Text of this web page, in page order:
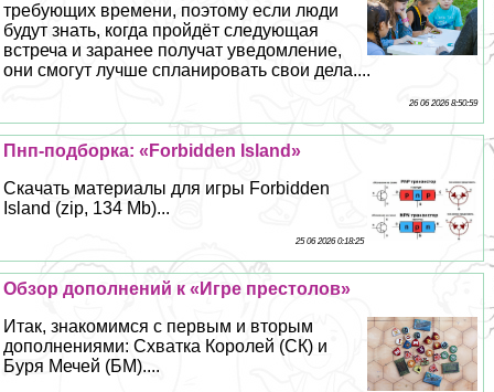
требующих времени, поэтому если люди
будут знать, когда пройдёт следующая
встреча и заранее получат уведомление,
они смогут лучше спланировать свои дела....
26 06 2026 8:50:59
Пнп-подборка: «Forbidden Island»
Скачать материалы для игры Forbidden
Island (zip, 134 Mb)...
25 06 2026 0:18:25
Обзор дополнений к «Игре престолов»
Итак, знакомимся с первым и вторым
дополнениями: Схватка Королей (СК) и
Буря Мечей (БМ)....